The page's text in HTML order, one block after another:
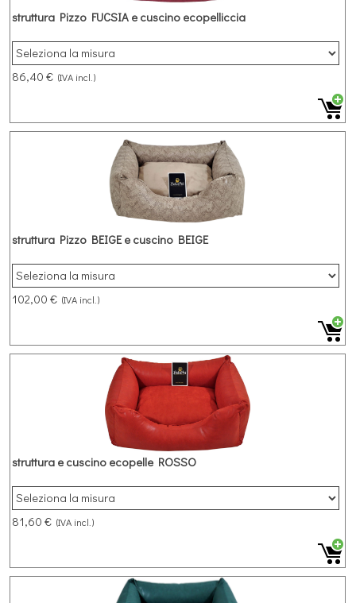
struttura Pizzo FUCSIA e cuscino ecopelliccia
86,40 € (IVA incl.)
struttura Pizzo BEIGE e cuscino BEIGE
102,00 € (IVA incl.)
struttura e cuscino ecopelle ROSSO
81,60 € (IVA incl.)